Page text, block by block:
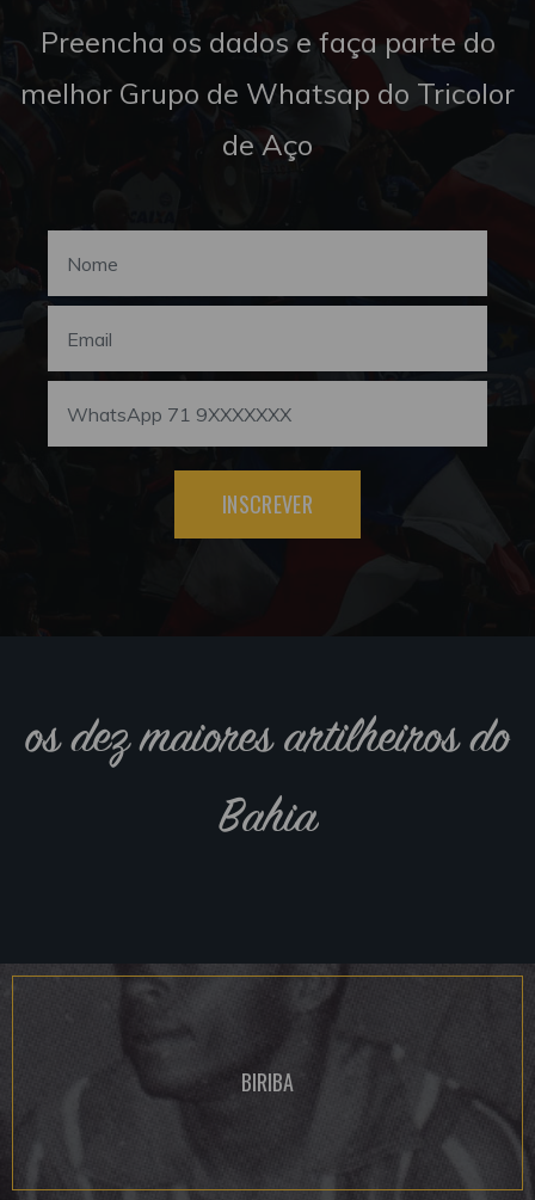
Preencha os dados e faça parte do
melhor Grupo de Whatsap do Tricolor
de Aço
INSCREVER
os dez maiores artilheiros do
Bahia
BIRIBA